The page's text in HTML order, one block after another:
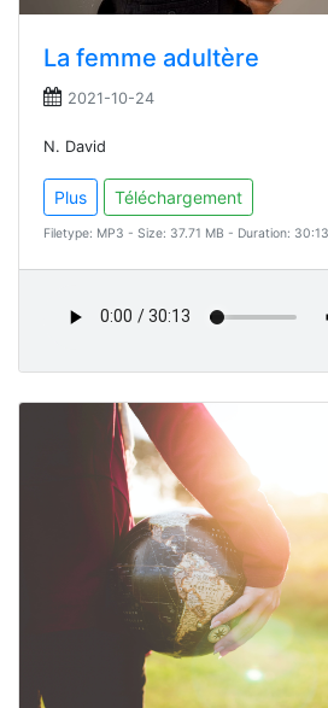
La femme adultère
2021-10-24
N. David
Plus Téléchargement
Filetype: MP3 - Size: 37.71 MB - Duration: